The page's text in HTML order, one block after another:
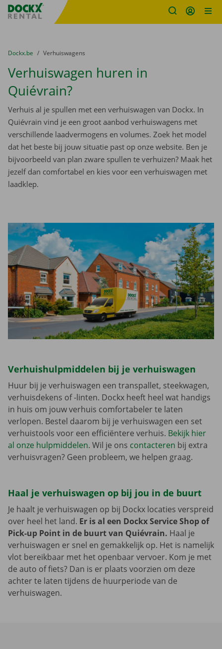
Fratello DEMO
U bevindt zich hier:
van
Dockx.be naar
Verhuiswagens
Verhuiswagen huren in
Quiévrain?
Verhuis al je spullen met een verhuiswagen van Dockx. In
Quiévrain vind je een groot aanbod verhuiswagens met
verschillende laadvermogens en volumes. Zoek het model
dat het beste bij jouw situatie past op onze website. Ben je
bijvoorbeeld van plan zware spullen te verhuizen? Maak het
jezelf dan comfortabel en kies voor een verhuiswagen met
laadklep.
Verhuishulpmiddelen bij je verhuiswagen
Huur bij je verhuiswagen een transpallet, steekwagen,
verhuisdekens of -linten. Dockx heeft heel wat handigs
in huis om jouw verhuis comfortabeler te laten
verlopen. Bestel daarom bij je verhuiswagen een set
verhuistools voor een efficiëntere verhuis. Bekijk hier
al onze hulpmiddelen. Wil je ons contacteren bij extra
verhuisvragen? Geen probleem, we helpen graag.
Haal je verhuiswagen op bij jou in de buurt
Je haalt je verhuiswagen op bij Dockx locaties verspreid
over heel het land. Er is al een Dockx Service Shop of
Pick-up Point in de buurt van Quiévrain. Haal je
verhuiswagen er snel en gemakkelijk op. Het is namelijk
vlot bereikbaar met het openbaar vervoer. Kom je met
de auto of fiets? Dan is er plaats voorzien om deze
achter te laten tijdens de huurperiode van de
verhuiswagen.